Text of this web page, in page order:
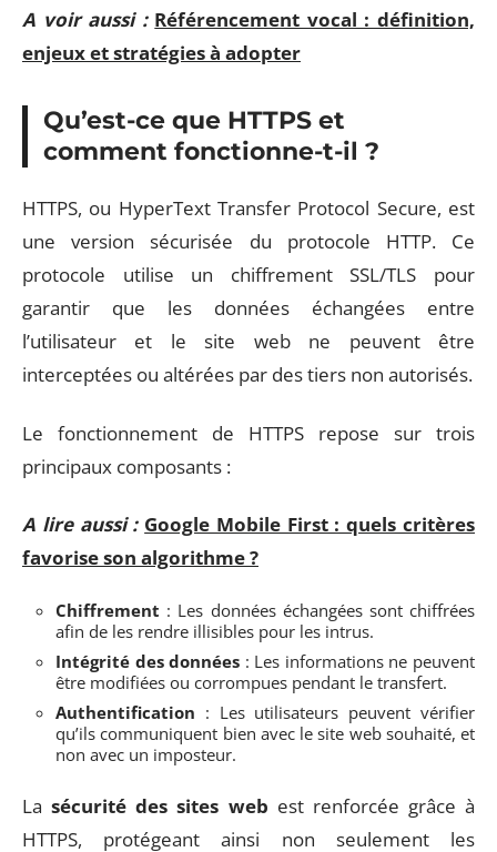
A voir aussi : Référencement vocal : définition,
enjeux et stratégies à adopter
Qu’est-ce que HTTPS et
comment fonctionne-t-il ?
HTTPS, ou HyperText Transfer Protocol Secure, est
une version sécurisée du protocole HTTP. Ce
protocole utilise un chiffrement SSL/TLS pour
garantir que les données échangées entre
l’utilisateur et le site web ne peuvent être
interceptées ou altérées par des tiers non autorisés.
Le fonctionnement de HTTPS repose sur trois
principaux composants :
A lire aussi : Google Mobile First : quels critères
favorise son algorithme ?
Chiffrement : Les données échangées sont chiffrées
afin de les rendre illisibles pour les intrus.
Intégrité des données : Les informations ne peuvent
être modifiées ou corrompues pendant le transfert.
Authentification : Les utilisateurs peuvent vérifier
qu’ils communiquent bien avec le site web souhaité, et
non avec un imposteur.
Lasécurité des sites web est renforcée grâce à
HTTPS, protégeant ainsi non seulement les